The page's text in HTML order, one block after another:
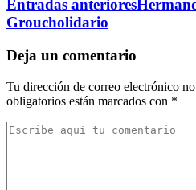
Entradas anteriores
Groucholidario
Deja un comentario
Tu dirección de correo electrónico
obligatorios están marcados con *